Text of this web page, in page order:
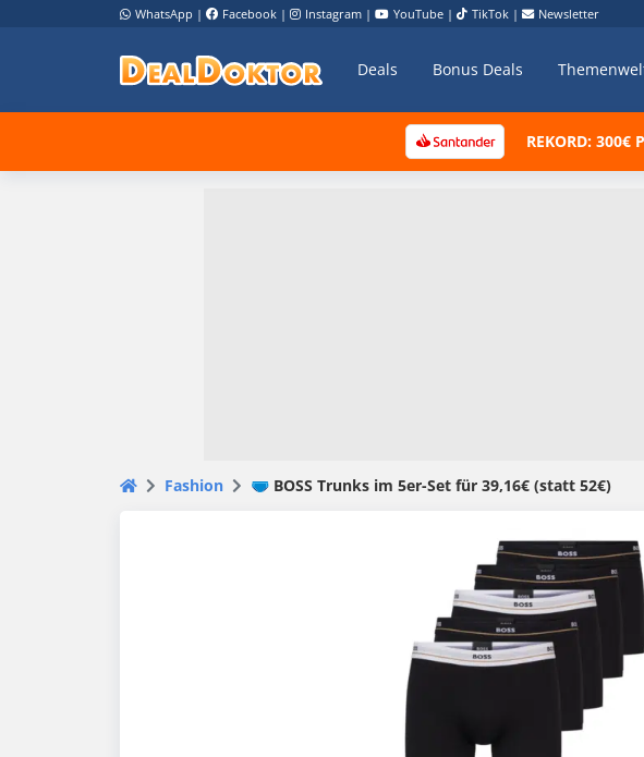
WhatsApp | Facebook | Instagram | YouTube | TikTok | Newsletter
Deals Bonus Deals
REKORD:
Fashion 🩲 BOSS Trunks im 5er-Set für 39,16€ (statt 52€)